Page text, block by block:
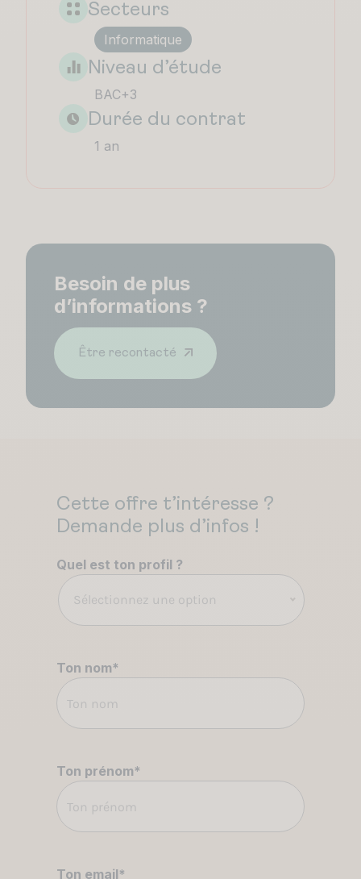
Secteurs
Informatique
Niveau d’étude
BAC+3
Durée du contrat
1 an
Besoin de plus
d’informations ?
Être recontacté
Cette offre t’intéresse ?
Demande plus d’infos !
Quel est ton profil ?
Sélectionnez une option
Ton nom*
Ton prénom*
Ton email*